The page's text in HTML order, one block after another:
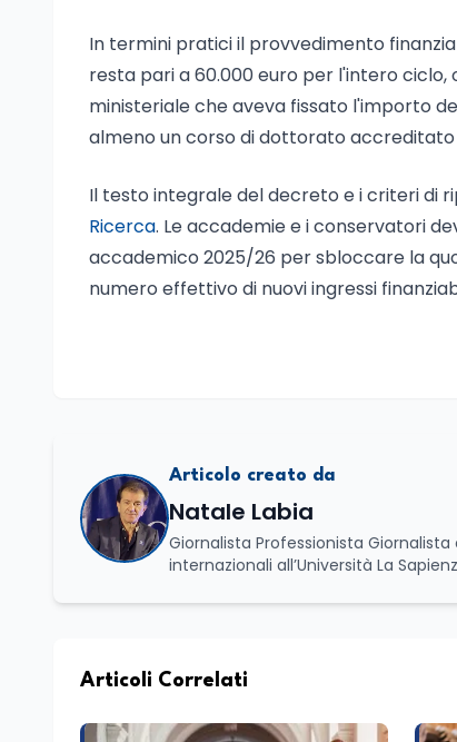
In termini pratici il provvedimento
resta pari a 60.000 euro per l'intero ciclo,
ministeriale che aveva fissato l'importo
almeno un corso di dottorato
Il testo integrale del decreto e i criteri di
Ricerca. Le accademie e i conservatori
accademico 2025/26 per sbloccare la
numero effettivo di nuovi ingressi
Articolo creato da
Natale Labia
Giornalista Professionista
internazionali all’Università La
dell’Istruzione. In particolare,
unico di Italialab srl con cui curo
scritto i volumi Il sindaco di Tutti,
Articoli Correlati